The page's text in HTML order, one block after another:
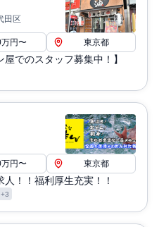
田区
円〜 東京都
でのスタッフ募集中！】
円〜 東京都
！！福利厚生充実！！
+3